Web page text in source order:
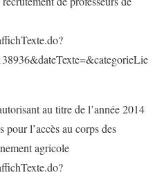
au titre de l’année 2014
pour l’accès au corps des
agricole